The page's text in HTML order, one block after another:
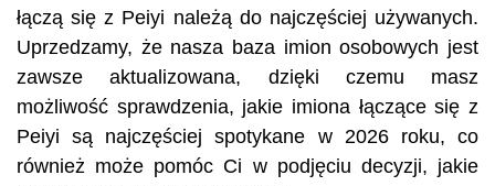
łączą się z Peiyi należą do najczęściej używanych.
Uprzedzamy, że nasza baza imion osobowych jest
zawsze aktualizowana, dzięki czemu masz
możliwość sprawdzenia, jakie imiona łączące się z
Peiyi są najczęściej spotykane w 2026 roku, co
również może pomóc Ci w podjęciu decyzji, jakie